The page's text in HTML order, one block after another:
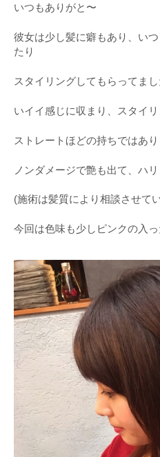
いつもありがと〜
彼女は少し髪に癖もあり、い
たり
スタイリングしてもらってま
いイイ感じに収まり、スタイ
ストレートほどの持ちではあ
ノンダメージで艶も出て、ハ
(施術は髪質により相談させて
今回は色味も少しピンクの入